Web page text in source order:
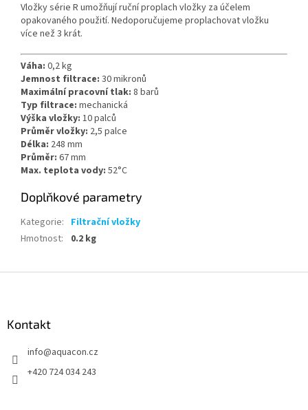
Vložky série R umožňují ruční proplach vložky za účelem
opakovaného použití. Nedoporučujeme proplachovat vložku
více než 3 krát.
Váha: 0,2 kg
Jemnost filtrace: 30 mikronů
Maximální pracovní tlak: 8 barů
Typ filtrace: mechanická
Výška vložky: 10 palců
Průměr vložky: 2,5 palce
Délka: 248 mm
Průměr: 67 mm
Max. teplota vody: 52°C
Doplňkové parametry
Kategorie: Filtrační vložky
Hmotnost: 0.2 kg
Kontakt
info@aquacon.cz
+420 724 034 243